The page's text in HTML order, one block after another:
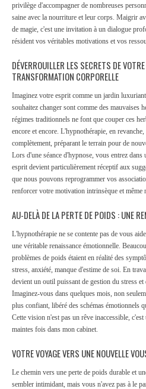
privilège d'accompagner de nombreuses
saine avec la nourriture et leur corps. Maigrir
de magie, c'est une invitation à un dialogue
résident vos véritables motivations et vos
DÉVERROUILLER LES SECRETS DE
TRANSFORMATION CORPORELLE
Imaginez votre esprit comme un jardin
souhaitez changer sont comme des mauvaises
régimes traditionnels ne font que couper ces
encore et encore. L'hypnothérapie, en
complètement, préparant le terrain pour de
Lors d'une séance d'hypnose, vous entrez
esprit devient particulièrement réceptif aux
que nous pouvons reprogrammer vos
renforcer votre motivation intrinsèque et même
AU-DELÀ DE LA PERTE DE POIDS : UNE
L'hypnothérapie ne se contente pas de vous
une véritable renaissance émotionnelle.
problèmes de poids étaient en réalité des
stress, anxiété, manque d'estime de soi. En
devient un outil puissant de gestion du stress
Imaginez-vous dans quelques mois, non
plus confiant, libéré des schémas émotionnels
Cette vision n'est pas un rêve inaccessible,
maintes fois dans mon cabinet.
VOTRE VOYAGE VERS UNE NOUVELLE
Le chemin vers une perte de poids durable et
sembler intimidant, mais vous n'avez pas à le